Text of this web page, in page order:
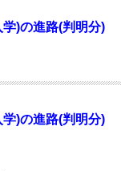
)の進路(判明分)
)の進路(判明分)